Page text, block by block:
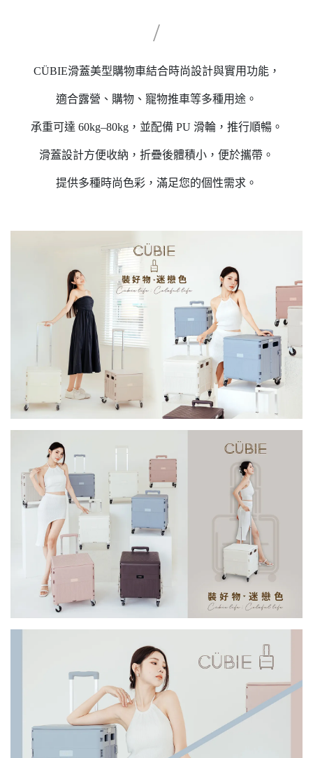
/
CÜBIE滑蓋美型購物車結合時尚設計與實用功能，
適合露營、購物、寵物推車等多種用途。
承重可達 60kg–80kg，並配備 PU 滑輪，推行順暢。
滑蓋設計方便收納，折疊後體積小，便於攜帶。
提供多種時尚色彩，滿足您的個性需求。